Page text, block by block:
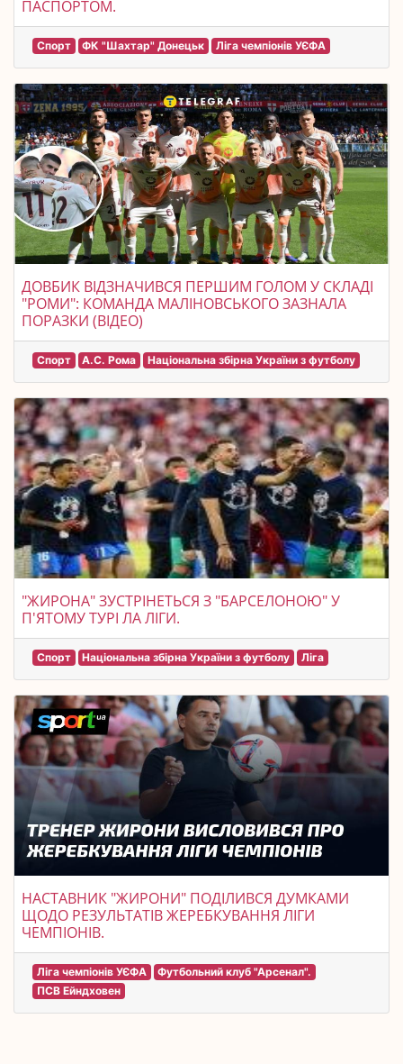
ПАСПОРТОМ.
Спорт ФК "Шахтар" Донецьк Ліга чемпіонів УЄФА
ДОВБИК ВІДЗНАЧИВСЯ ПЕРШИМ ГОЛОМ У СКЛАДІ
"РОМИ": КОМАНДА МАЛІНОВСЬКОГО ЗАЗНАЛА
ПОРАЗКИ (ВІДЕО)
Спорт А.С. Рома Національна збірна України з футболу
"ЖИРОНА" ЗУСТРІНЕТЬСЯ З "БАРСЕЛОНОЮ" У
П'ЯТОМУ ТУРІ ЛА ЛІГИ.
Спорт Національна збірна України з футболу Ліга
НАСТАВНИК "ЖИРОНИ" ПОДІЛИВСЯ ДУМКАМИ
ЩОДО РЕЗУЛЬТАТІВ ЖЕРЕБКУВАННЯ ЛІГИ
ЧЕМПІОНІВ.
Ліга чемпіонів УЄФА
Футбольний клуб "Арсенал".
ПСВ Ейндховен